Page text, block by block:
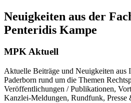
Neuigkeiten aus der
Penteridis Kampe
MPKAktuell
Aktuelle Beiträge und Neuigkeiten aus
Paderborn rund um die Themen
Veröffentlichungen / Publikationen,
Kanzlei-Meldungen, Rundfunk,